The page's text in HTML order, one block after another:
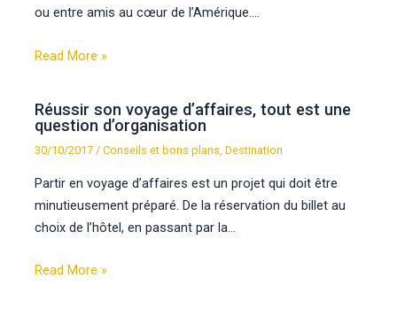
ou entre amis au cœur de l’Amérique.…
Read More »
Réussir son voyage d’affaires, tout est une
question d’organisation
30/10/2017/Conseils et bons plans,Destination
Partir en voyage d’affaires est un projet qui doit être
minutieusement préparé. De la réservation du billet au
choix de l’hôtel, en passant par la…
Read More »